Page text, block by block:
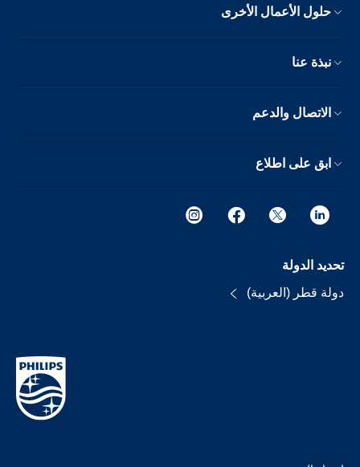
حلول الأعمال الأخرى
نبذة عنا
الاتصال والدعم
ابق على اطلاع
تحديد الدولة
دولة قطر (العربية)